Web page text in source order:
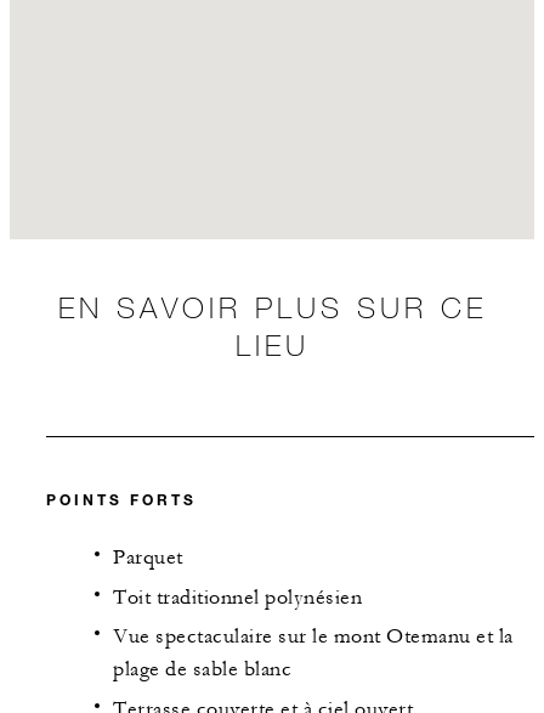
EN SAVOIR PLUS SUR CE
LIEU
POINTS FORTS
Parquet
Toit traditionnel polynésien
Vue spectaculaire sur le mont Otemanu et la
plage de sable blanc